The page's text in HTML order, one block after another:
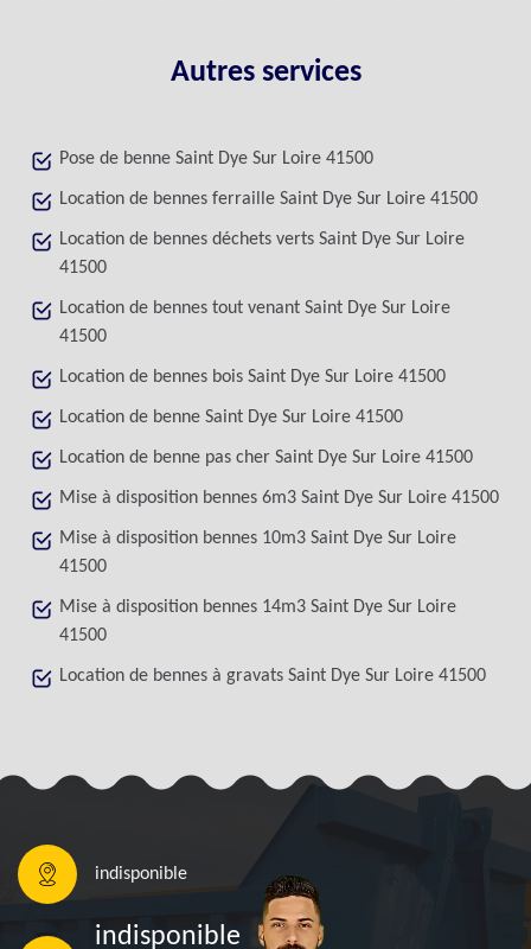
Autres services
Pose de benne Saint Dye Sur Loire 41500
Location de bennes ferraille Saint Dye Sur Loire 41500
Location de bennes déchets verts Saint Dye Sur Loire
41500
Location de bennes tout venant Saint Dye Sur Loire
41500
Location de bennes bois Saint Dye Sur Loire 41500
Location de benne Saint Dye Sur Loire 41500
Location de benne pas cher Saint Dye Sur Loire 41500
Mise à disposition bennes 6m3 Saint Dye Sur Loire 41500
Mise à disposition bennes 10m3 Saint Dye Sur Loire
41500
Mise à disposition bennes 14m3 Saint Dye Sur Loire
41500
Location de bennes à gravats Saint Dye Sur Loire 41500
indisponible
indisponible